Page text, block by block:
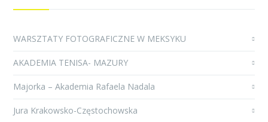
WARSZTATY FOTOGRAFICZNE W MEKSYKU
AKADEMIA TENISA- MAZURY
Majorka – Akademia Rafaela Nadala
Jura Krakowsko-Częstochowska